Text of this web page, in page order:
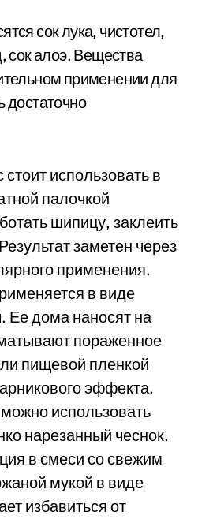
сок лука, чистотел,
сок алоэ. Вещества
применении для
достаточно
использовать в
палочкой
шипицу, заклеить
заметен через
применения.
в виде
Ее дома наносят на
пораженное
пищевой пленкой
эффекта.
использовать
нарезанный чеснок.
в смеси со свежим
мукой в виде
избавиться от